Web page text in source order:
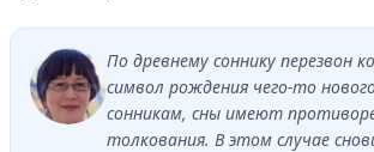
По древнему соннику перезвон
символ рождения чего-то
сонникам, сны имеют
толкования. В этом случае